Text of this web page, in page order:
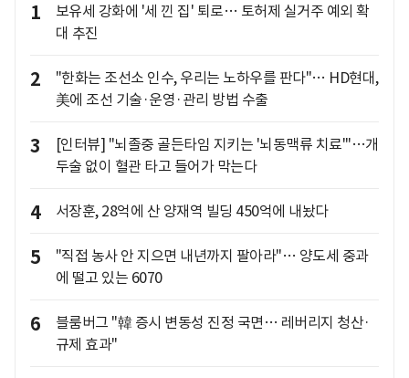
1
보유세 강화에 '세 낀 집' 퇴로… 토허제 실거주 예외 확
대 추진
2
"한화는 조선소 인수, 우리는 노하우를 판다"… HD현대,
美에 조선 기술·운영·관리 방법 수출
3
[인터뷰] "뇌졸중 골든타임 지키는 '뇌동맥류 치료'"…개
두술 없이 혈관 타고 들어가 막는다
4 서장훈, 28억에 산 양재역 빌딩 450억에 내놨다
5
"직접 농사 안 지으면 내년까지 팔아라"… 양도세 중과
에 떨고 있는 6070
6
블룸버그 "韓 증시 변동성 진정 국면… 레버리지 청산·
규제 효과"